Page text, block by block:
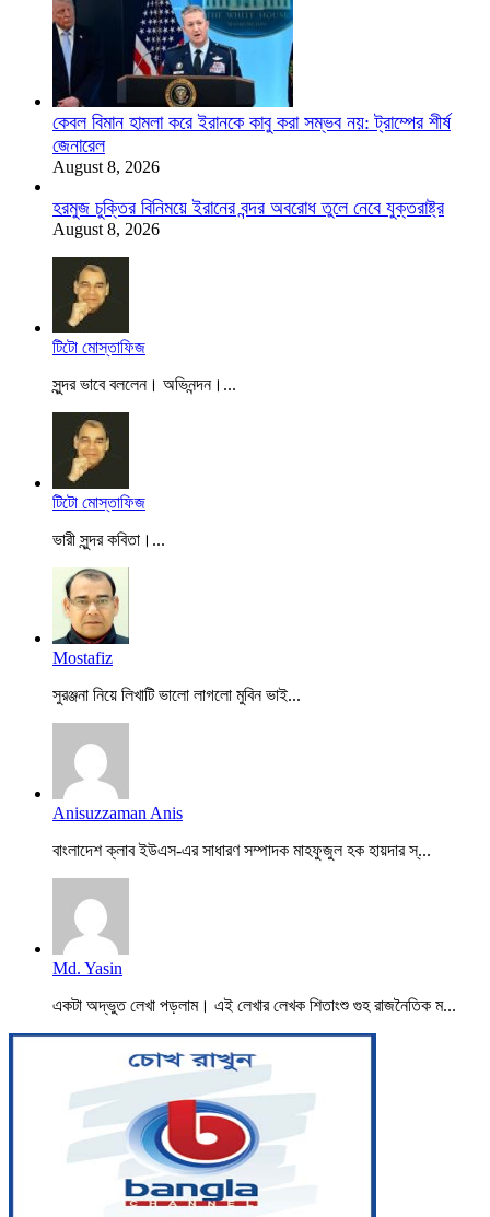
কেবল বিমান হামলা করে ইরানকে কাবু করা সম্ভব নয়: ট্রাম্পের শীর্ষ
জেনারেল
August 8, 2026
হরমুজ চুক্তির বিনিময়ে ইরানের বন্দর অবরোধ তুলে নেবে যুক্তরাষ্ট্র
August 8, 2026
টিটো মোস্তাফিজ
সুন্দর ভাবে বললেন। অভিনন্দন।...
টিটো মোস্তাফিজ
ভারী সুন্দর কবিতা।...
Mostafiz
সুরঞ্জনা নিয়ে লিখাটি ভালো লাগলো মুবিন ভাই...
Anisuzzaman Anis
বাংলাদেশ ক্লাব ইউএস-এর সাধারণ সম্পাদক মাহফুজুল হক হায়দার স্...
Md. Yasin
একটা অদ্ভুত লেখা পড়লাম। এই লেখার লেখক শিতাংশু গুহ রাজনৈতিক ম...